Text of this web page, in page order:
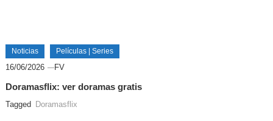
Noticias Películas | Series
16/06/2026 FV
Doramasflix: ver doramas gratis
Tagged Doramasflix